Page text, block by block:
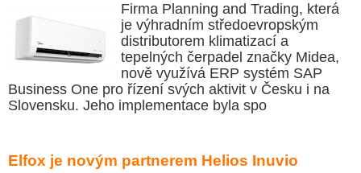
Firma Planning and Trading, která
je výhradním středoevropským
distributorem klimatizací a
tepelných čerpadel značky Midea,
nově využívá ERP systém SAP
Business One pro řízení svých aktivit v Česku i na
Slovensku. Jeho implementace byla spo
Elfox je novým partnerem Helios Inuvio